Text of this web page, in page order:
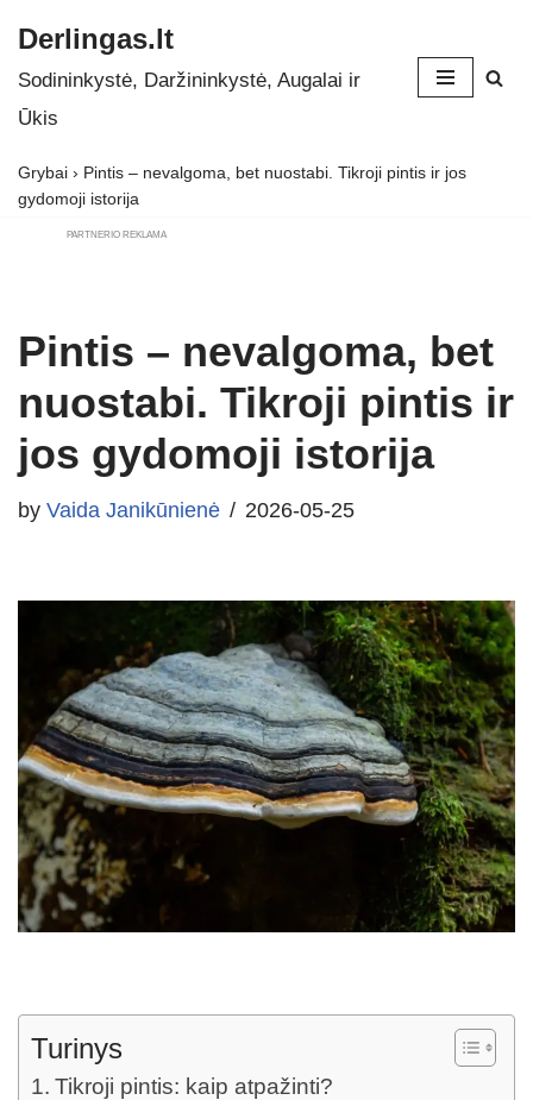
Skip
to
Derlingas.lt
Sodininkystė, Daržininkystė, Augalai ir
Ūkis
Grybai › Pintis – nevalgoma, bet nuostabi. Tikroji pintis ir jos
gydomoji istorija
PARTNERIO REKLAMA
Pintis – nevalgoma, bet
nuostabi. Tikroji pintis ir
jos gydomoji istorija
by Vaida Janikūnienė 2026-05-25
Turinys
Tikroji pintis: kaip atpažinti?